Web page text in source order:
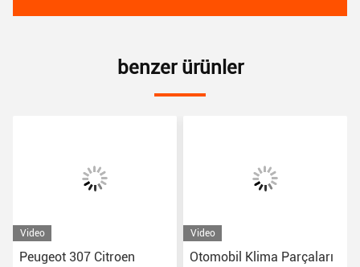
benzer ürünler
Video
Peugeot 307 Citroen
Video
Otomobil Klima Parçaları